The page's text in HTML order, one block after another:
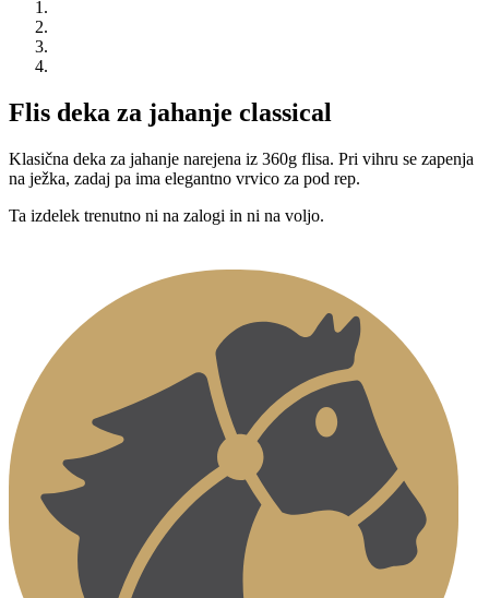
Flis deka za jahanje classical
Klasična deka za jahanje narejena iz 360g flisa. Pri vihru se zapenja
na ježka, zadaj pa ima elegantno vrvico za pod rep.
Ta izdelek trenutno ni na zalogi in ni na voljo.